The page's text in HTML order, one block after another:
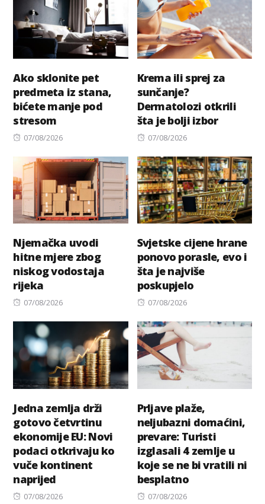
Ako sklonite pet
predmeta iz stana,
bićete manje pod
stresom
Posted
07/08/2026
Krema ili sprej za
sunčanje?
Dermatolozi otkrili
šta je bolji izbor
Posted
07/08/2026
Njemačka uvodi
hitne mjere zbog
niskog vodostaja
rijeka
Posted
07/08/2026
Svjetske cijene hrane
ponovo porasle, evo i
šta je najviše
poskupjelo
Posted
07/08/2026
Jedna zemlja drži
gotovo četvrtinu
ekonomije EU: Novi
podaci otkrivaju ko
vuče kontinent
naprijed
Posted
07/08/2026
Prljave plaže,
neljubazni domaćini,
prevare: Turisti
izglasali 4 zemlje u
koje se ne bi vratili ni
besplatno
Posted
07/08/2026